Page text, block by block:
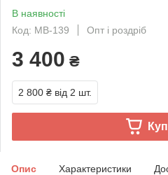
В наявності
Код: МВ-139
Опт і роздріб
3 400 ₴
2 800 ₴ від 2 шт.
Опис Характеристики